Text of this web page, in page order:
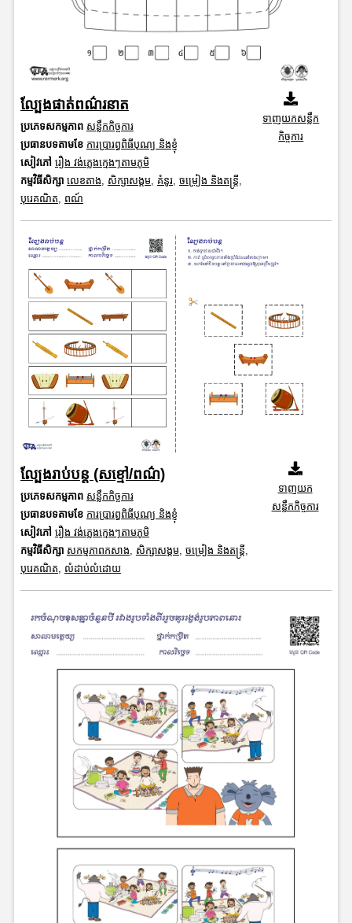
ល្បែងផាត់ពណ៌រនាត
ប្រភេទសកម្មភាព សន្លឹកកិច្ចការ
ប្រធានបទតាមខែ ការប្រារព្ធពិធីបុណ្យ និងខ្ញុំ
សៀវភៅ រឿង វង់ភ្លេងក្មេងៗតាមភូមិ
កម្មវិធីសិក្សា លេខតាង សិក្សាសង្គម, គំនូរ, ចម្រៀង និងតន្ត្រី
បុរេគណិត
ពណ៍
ទាញយកសន្លឹក
កិច្ចការ
ល្បែងរាប់បន្ត (សខ្មៅ/ពណ៌)
ប្រភេទសកម្មភាព សន្លឹកកិច្ចការ
ប្រធានបទតាមខែ ការប្រារព្ធពិធីបុណ្យ និងខ្ញុំ
សៀវភៅ រឿង វង់ភ្លេងក្មេងៗតាមភូមិ
កម្មវិធីសិក្សា សកម្មភាពកសាង សិក្សាសង្គម, ចម្រៀង និងតន្ត្រី
បុរេគណិត
លំដាប់លំដោយ
ទាញយក
សន្លឹកកិច្ចការ